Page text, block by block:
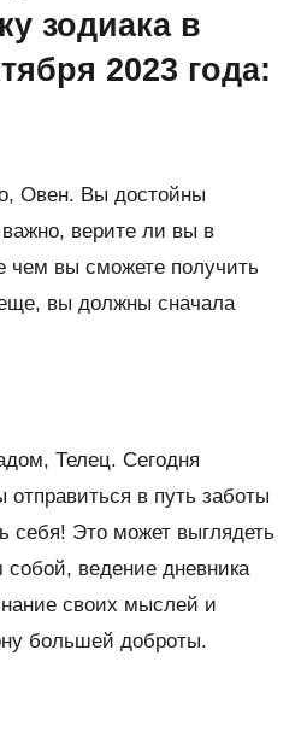
зодиака в
2023 года:
Овен. Вы достойны
верите ли вы в
чем вы сможете получить
вы должны сначала
Телец. Сегодня
в путь заботы
себя! Это может выглядеть
ведение дневника
своих мыслей и
большей доброты.